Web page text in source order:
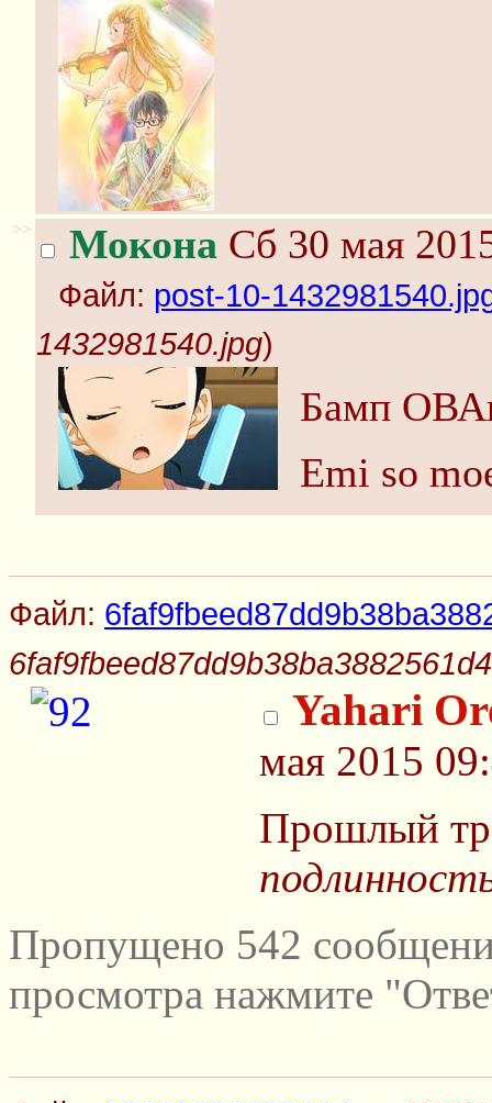
>> Мокона Сб 30 мая
Файл: post-10-
1432981540.jpg)
Бамп
Emi so
Файл:
Yahari
мая 2015
Прошлый
Пропущено 542
просмотра нажмите